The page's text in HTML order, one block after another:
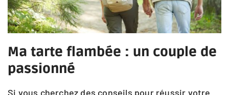
Ma tarte flambée : un couple de
passionné
Si vous cherchez des conseils pour réussir votre